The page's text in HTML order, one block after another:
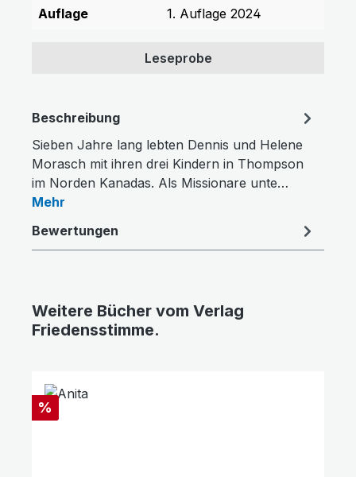
Auflage
1. Auflage 2024
Leseprobe
Beschreibung
Sieben Jahre lang lebten Dennis und Helene
Morasch mit ihren drei Kindern in Thompson
im Norden Kanadas. Als Missionare unte…
Mehr
Bewertungen
Weitere Bücher vom Verlag
Friedensstimme.
Rabatt
%